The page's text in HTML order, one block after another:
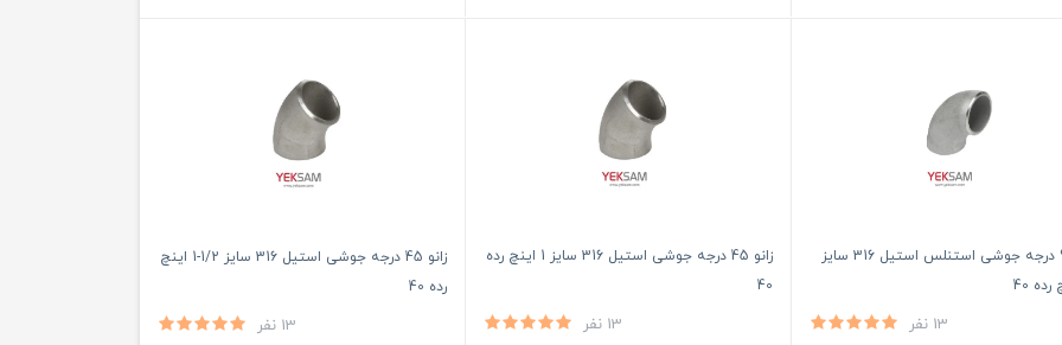
زانو 90 درجه جوشی استنلس استیل 316 سایز
13 نفر
زانو 45 درجه جوشی استیل 316 سایز 1 اینچ رده
40
13 نفر
زانو 45 درجه جوشی استیل 316 سایز 1/2-1 اینچ
رده 40
13 نفر